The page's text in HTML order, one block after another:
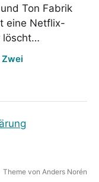
Ton Fabrik
eine Netflix-
löscht…
Theme von Anders Norén